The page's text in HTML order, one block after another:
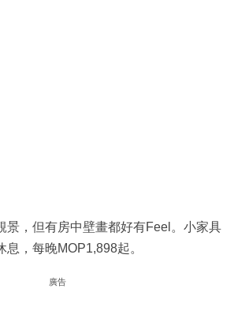
景，但有房中壁畫都好有Feel。小家具
，每晚MOP1,898起。
廣告